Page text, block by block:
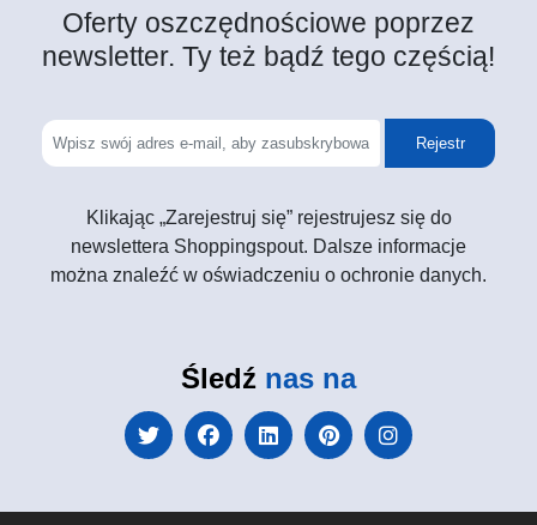
Oferty oszczędnościowe poprzez
newsletter. Ty też bądź tego częścią!
Rejestr
Klikając „Zarejestruj się” rejestrujesz się do
newslettera Shoppingspout. Dalsze informacje
można znaleźć w oświadczeniu o ochronie danych.
Śledź nas na